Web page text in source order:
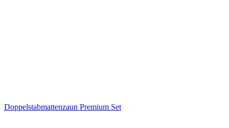
Doppelstabmattenzaun Premium Set